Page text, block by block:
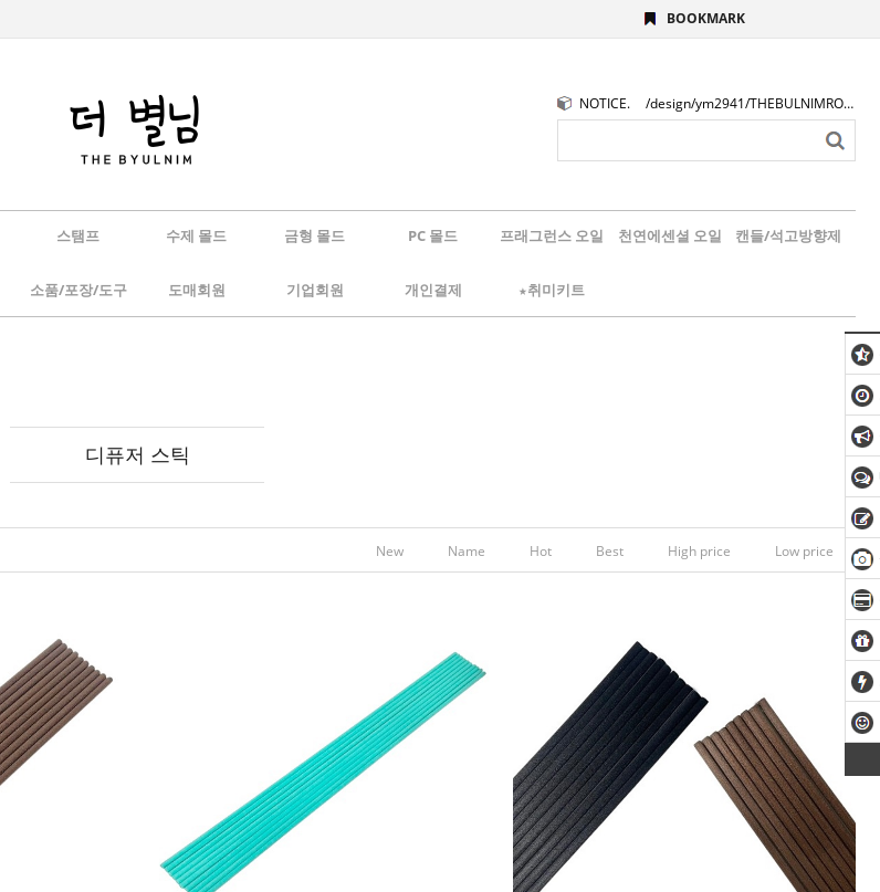
BOOKMARK
NOTICE. /design/ym2941/THEBULNIMROGO.png
스탬프 수제 몰드 금형 몰드 PC 몰드 프래그런스 오일 천연에센셜 오일 캔들/석고방향제
소품/포장/도구 도매회원 기업회원 개인결제 ★취미키트
디퓨저 스틱
New Name Hot Best High price Low price